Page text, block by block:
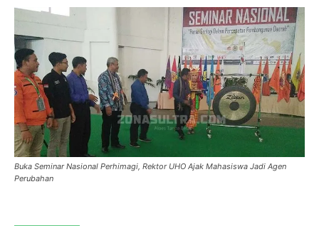
Buka Seminar Nasional Perhimagi, Rektor UHO Ajak Mahasiswa Jadi Agen
Perubahan